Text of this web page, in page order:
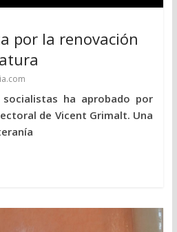
por la renovación
ha aprobado por
de Vicent Grimalt. Una